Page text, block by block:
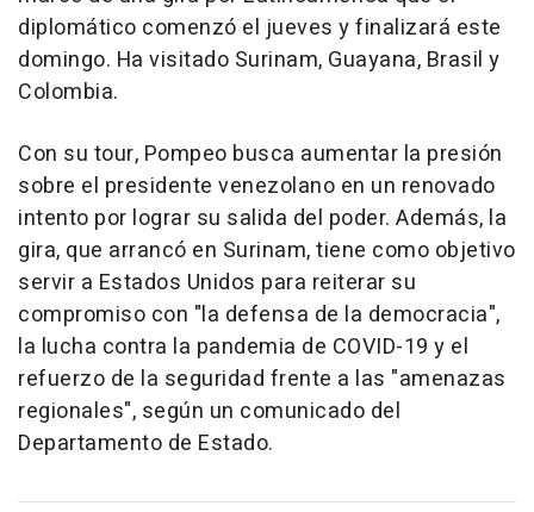
diplomático comenzó el jueves y finalizará este
domingo. Ha visitado Surinam, Guayana, Brasil y
Colombia.
Con su tour, Pompeo busca aumentar la presión
sobre el presidente venezolano en un renovado
intento por lograr su salida del poder. Además, la
gira, que arrancó en Surinam, tiene como objetivo
servir a Estados Unidos para reiterar su
compromiso con "la defensa de la democracia",
la lucha contra la pandemia de COVID-19 y el
refuerzo de la seguridad frente a las "amenazas
regionales", según un comunicado del
Departamento de Estado.